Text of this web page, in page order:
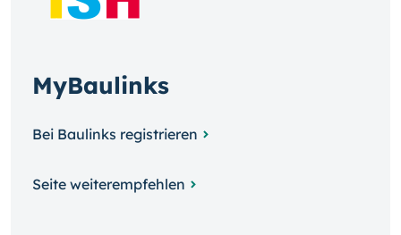
MyBaulinks
Bei Baulinks registrieren
Seite weiterempfehlen